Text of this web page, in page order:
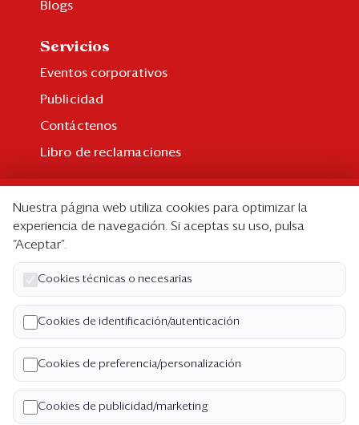
Blogs
Servicios
Eventos corporativos
Publicidad
Contáctenos
Libro de reclamaciones
Suscripción individual
Paquetes corporativos
Edición Impresa
Nosotros
Quiénes somos
Código de ética
Términos y Condiciones
Nuestra página web utiliza cookies para optimizar la
experiencia de navegación. Si aceptas su uso, pulsa
“Aceptar”.
Cookies técnicas o necesarias
Cookies de identificación/autenticación
Cookies de preferencia/personalización
Cookies de publicidad/marketing